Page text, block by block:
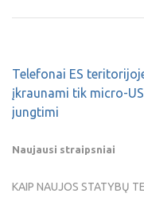
Telefonai ES
įkraunami tik micro-
jungtimi
Naujausi straipsniai
KAIP NAUJOS STATYBŲ